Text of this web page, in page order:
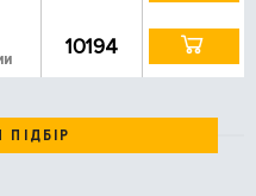
10194